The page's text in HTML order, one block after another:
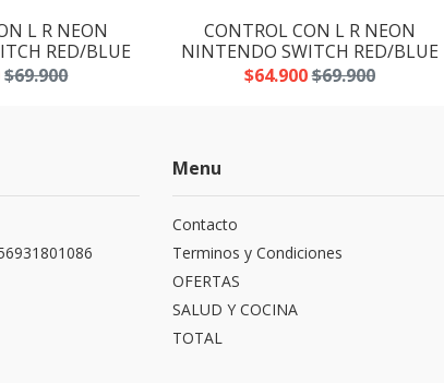
L R NEON
RED/BLUE
$69.900
CONTROL CON L R NEON
NINTENDO SWITCH RED/BLUE
$64.900$69.900
Menu
Contacto
Terminos y Condiciones
OFERTAS
SALUD Y COCINA
TOTAL